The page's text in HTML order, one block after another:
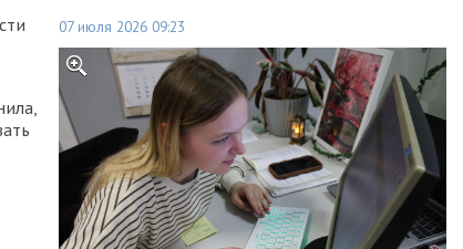
07 июля 2026 09:23